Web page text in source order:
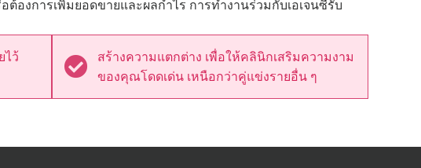
อต้องการเพิ่มยอดขายและผลกำไร การทำงานร่วมกับเอเจนซีรับ
ไว้
สร้างความแตกต่าง เพื่อให้คลินิกเสริมความงาม
ของคุณโดดเด่น เหนือกว่าคู่แข่งรายอื่น ๆ